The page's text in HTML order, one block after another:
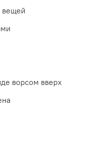
вещей
ворсом вверх